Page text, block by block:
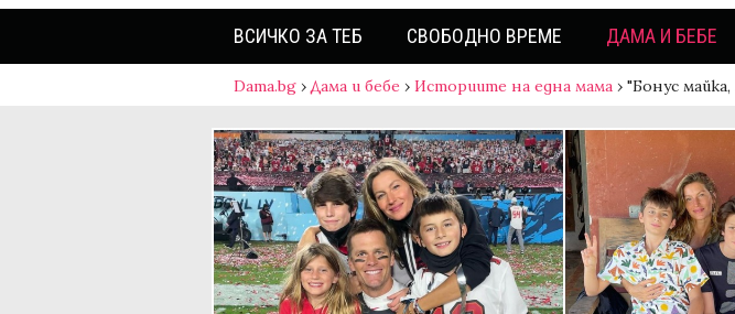
ВСИЧКО ЗА ТЕБ СВОБОДНО ВРЕМЕ ДАМА И БЕБЕ
Dama.bg ›Дама и бебе › Историите на една мама › "Бонус